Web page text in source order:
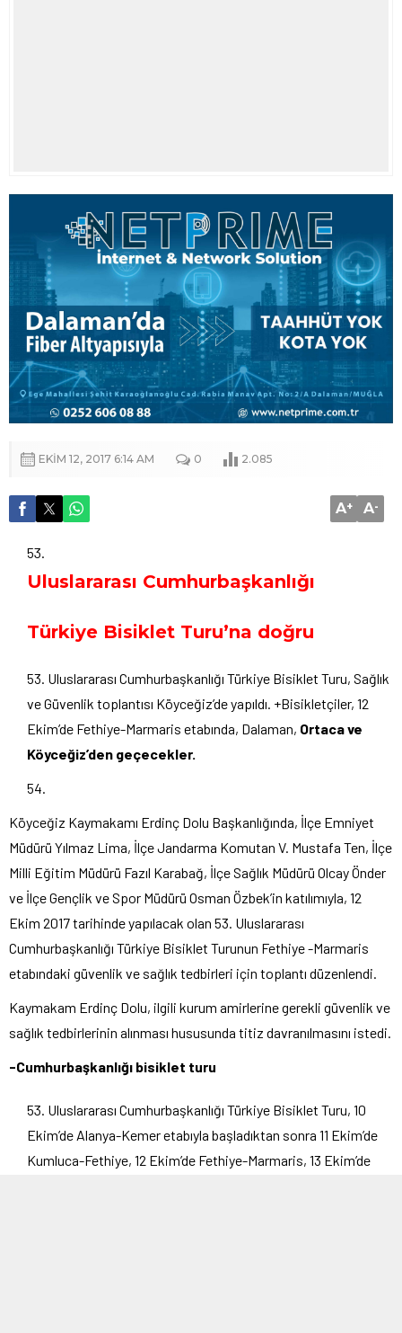
EKIM 12, 2017 6:14 AM 0 2.085
A+ A-
Uluslararası Cumhurbaşkanlığı
Türkiye Bisiklet Turu’na doğru
53. Uluslararası Cumhurbaşkanlığı Türkiye Bisiklet Turu, Sağlık
ve Güvenlik toplantısı Köyceğiz’de yapıldı. +Bisikletçiler, 12
Ekim’de Fethiye-Marmaris etabında, Dalaman, Ortaca ve
Köyceğiz’den geçecekler.
Köyceğiz Kaymakamı Erdinç Dolu Başkanlığında, İlçe Emniyet
Müdürü Yılmaz Lima, İlçe Jandarma Komutan V. Mustafa Ten, İlçe
Milli Eğitim Müdürü Fazıl Karabağ, İlçe Sağlık Müdürü Olcay Önder
ve İlçe Gençlik ve Spor Müdürü Osman Özbek’in katılımıyla, 12
Ekim 2017 tarihinde yapılacak olan 53. Uluslararası
Cumhurbaşkanlığı Türkiye Bisiklet Turunun Fethiye -Marmaris
etabındaki güvenlik ve sağlık tedbirleri için toplantı düzenlendi.
Kaymakam Erdinç Dolu, ilgili kurum amirlerine gerekli güvenlik ve
sağlık tedbirlerinin alınması hususunda titiz davranılmasını istedi.
-Cumhurbaşkanlığı bisiklet turu
Uluslararası Cumhurbaşkanlığı Türkiye Bisiklet Turu, 10
Ekim’de Alanya-Kemer etabıyla başladıktan sonra 11 Ekim’de
Kumluca-Fethiye, 12 Ekim’de Fethiye-Marmaris, 13 Ekim’de